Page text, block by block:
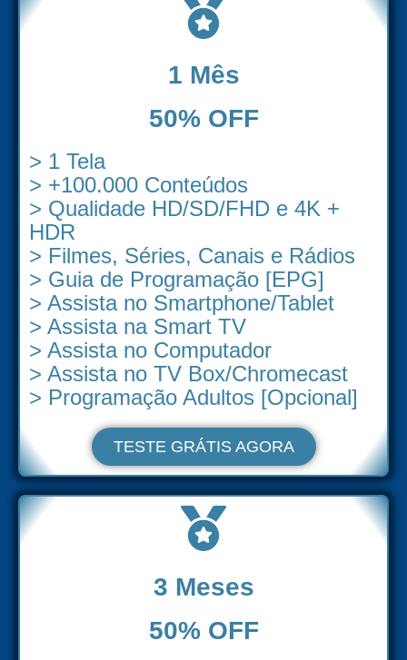
1 Mês
50% OFF
> 1 Tela
> +100.000 Conteúdos
> Qualidade HD/SD/FHD e 4K +
HDR
> Filmes, Séries, Canais e Rádios
> Guia de Programação [EPG]
> Assista no Smartphone/Tablet
> Assista na Smart TV
> Assista no Computador
> Assista no TV Box/Chromecast
> Programação Adultos [Opcional]
TESTE GRÁTIS AGORA
3 Meses
50% OFF